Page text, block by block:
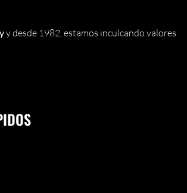
y desde 1982, estamos inculcando valores